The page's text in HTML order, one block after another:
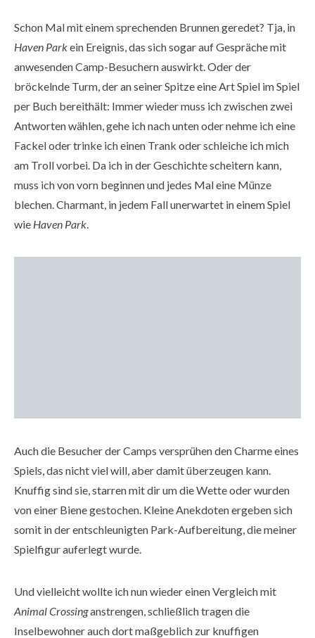
Schon Mal mit einem sprechenden Brunnen geredet? Tja, in
Haven Parkein Ereignis, das sich sogar auf Gespräche mit
anwesenden Camp-Besuchern auswirkt. Oder der
bröckelnde Turm, der an seiner Spitze eine Art Spiel im Spiel
per Buch bereithält: Immer wieder muss ich zwischen zwei
Antworten wählen, gehe ich nach unten oder nehme ich eine
Fackel oder trinke ich einen Trank oder schleiche ich mich
am Troll vorbei. Da ich in der Geschichte scheitern kann,
muss ich von vorn beginnen und jedes Mal eine Münze
blechen. Charmant, in jedem Fall unerwartet in einem Spiel
wie Haven Park.
Auch die Besucher der Camps versprühen den Charme eines
Spiels, das nicht viel will, aber damit überzeugen kann.
Knuffig sind sie, starren mit dir um die Wette oder wurden
von einer Biene gestochen. Kleine Anekdoten ergeben sich
somit in der entschleunigten Park-Aufbereitung, die meiner
Spielfigur auferlegt wurde.
Und vielleicht wollte ich nun wieder einen Vergleich mit
Animal Crossinganstrengen, schließlich tragen die
Inselbewohner auch dort maßgeblich zur knuffigen